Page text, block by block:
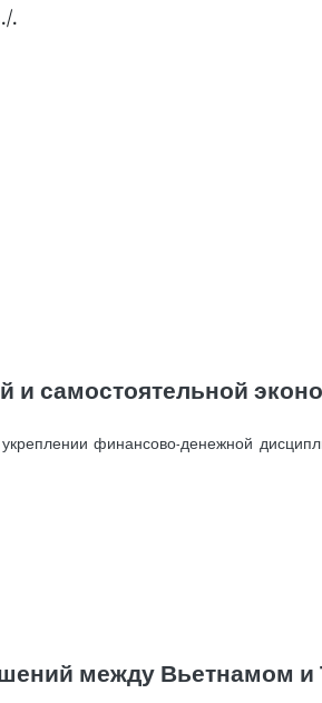
.
и самостоятельной
финансово-денежной
между Вьетнамом